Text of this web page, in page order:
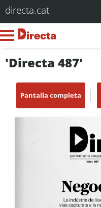
directa.cat
'Directa 487'
Pantalla completa